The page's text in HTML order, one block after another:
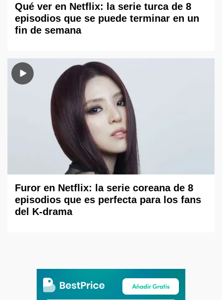
Qué ver en Netflix: la serie turca de 8
episodios que se puede terminar en un
fin de semana
Furor en Netflix: la serie coreana de 8
episodios que es perfecta para los fans
del K-drama